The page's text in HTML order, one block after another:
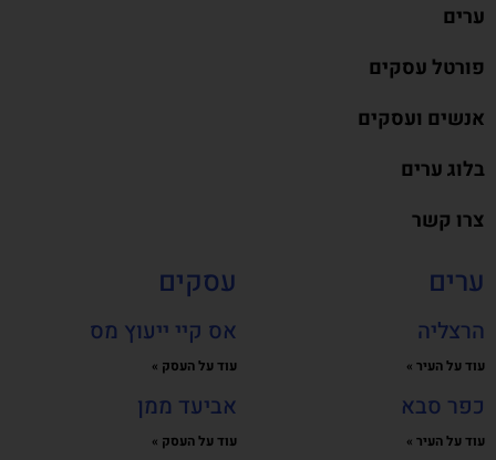
ערים
פורטל עסקים
אנשים ועסקים
בלוג ערים
צרו קשר
ערים
הרצליה
עוד על העיר »
כפר סבא
עוד על העיר »
עסקים
אס קיי ייעוץ מס
עוד על העסק »
אביעד ממן
עוד על העסק »